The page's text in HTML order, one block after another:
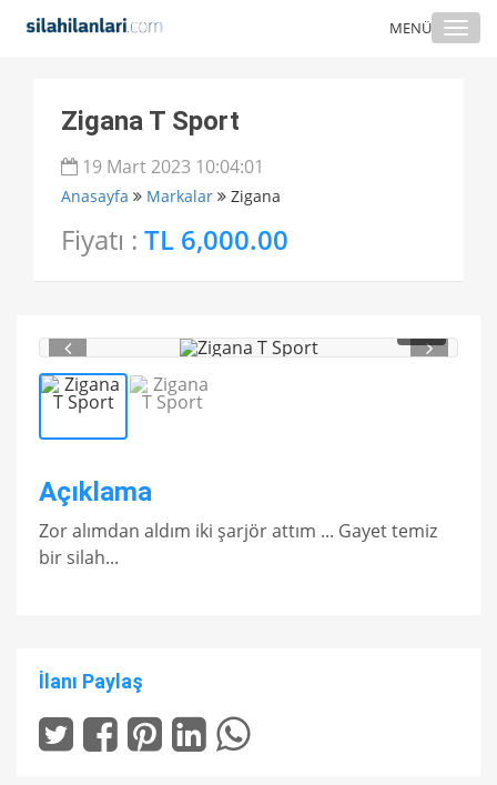
MENÜ
Zigana T Sport
19 Mart 2023 10:04:01
Anasayfa Markalar Zigana
Fiyatı : TL 6,000.00
1/ 2
Açıklama
Zor alımdan aldım iki şarjör attım ... Gayet temiz
bir silah...
İlanı Paylaş